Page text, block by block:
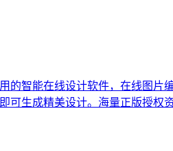
的智能在线设计软件，在线图片
可生成精美设计。海量正版授权